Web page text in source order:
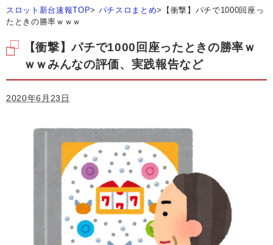
スロット新台速報TOP> パチスロまとめ>
【衝撃】パチで1000回座っ
たときの勝率ｗｗｗ
【衝撃】パチで1000回座ったときの勝率ｗ
ｗｗみんなの評価、実践報告など
2020年6月23日